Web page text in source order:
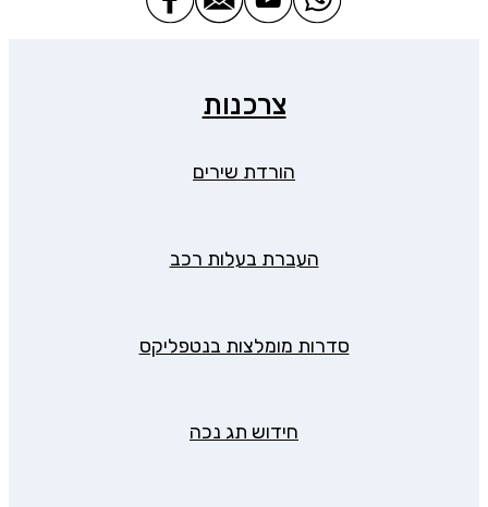
צרכנות
הורדת שירים
העברת בעלות רכב
סדרות מומלצות בנטפליקס
חידוש תג נכה